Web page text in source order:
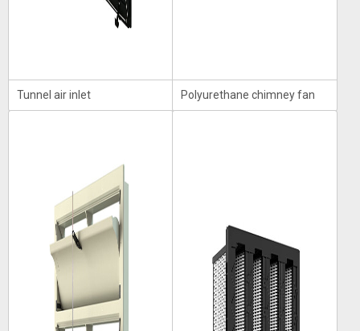
Tunnel air inlet Polyurethane chimney fan